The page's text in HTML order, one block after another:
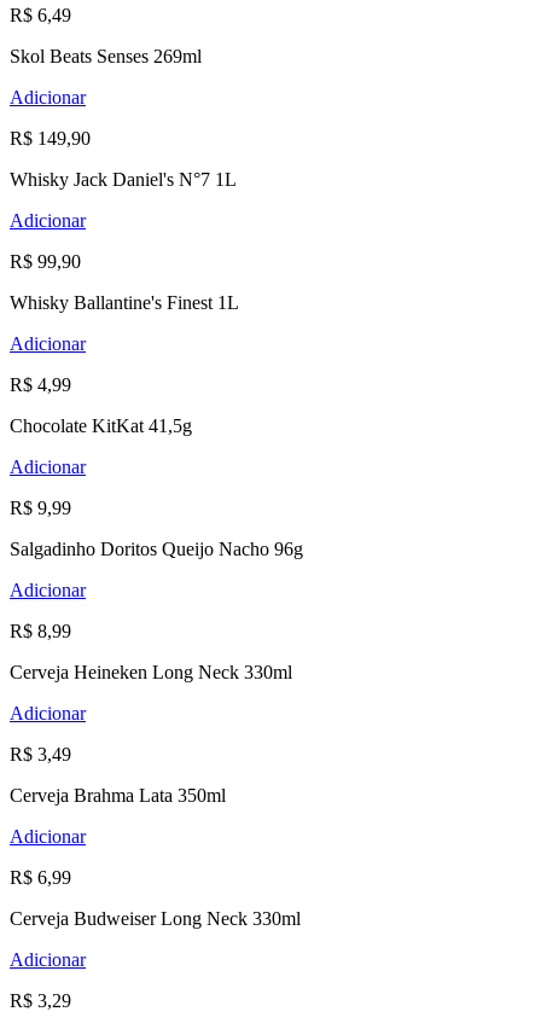
R$ 6,49
Skol Beats Senses 269ml
Adicionar
R$ 149,90
Whisky Jack Daniel's N°7 1L
Adicionar
R$ 99,90
Whisky Ballantine's Finest 1L
Adicionar
R$ 4,99
Chocolate KitKat 41,5g
Adicionar
R$ 9,99
Salgadinho Doritos Queijo Nacho 96g
Adicionar
R$ 8,99
Cerveja Heineken Long Neck 330ml
Adicionar
R$ 3,49
Cerveja Brahma Lata 350ml
Adicionar
R$ 6,99
Cerveja Budweiser Long Neck 330ml
Adicionar
R$ 3,29